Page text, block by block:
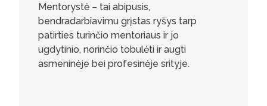
Mentorystė – tai abipusis,
bendradarbiavimu grįstas ryšys tarp
patirties turinčio mentoriaus ir jo
ugdytinio, norinčio tobulėti ir augti
asmeninėje bei profesinėje srityje.